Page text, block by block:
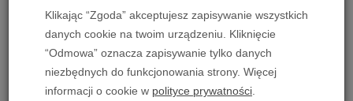
Zewnętrzny zegar taktujący EverSolo C10
ratalnym0% na 10 miesięcy specjalna oferta
Klikając “Zgoda” akceptujesz zapisywanie wszystkich
danych cookie na twoim urządzeniu. Kliknięcie
“Odmowa” oznacza zapisywanie tylko danych
niezbędnych do funkcjonowania strony. Więcej
informacji o cookie w polityce prywatności.